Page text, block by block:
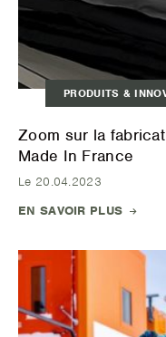
PRODUITS &
Zoom sur la
Made In France
Le 20.04.2023
EN SAVOIR PLUS